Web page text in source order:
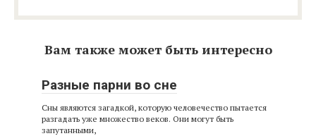
Вам также может быть интересно
Разные парни во сне
Сны являются загадкой, которую человечество пытается
разгадать уже множество веков. Они могут быть
запутанными,